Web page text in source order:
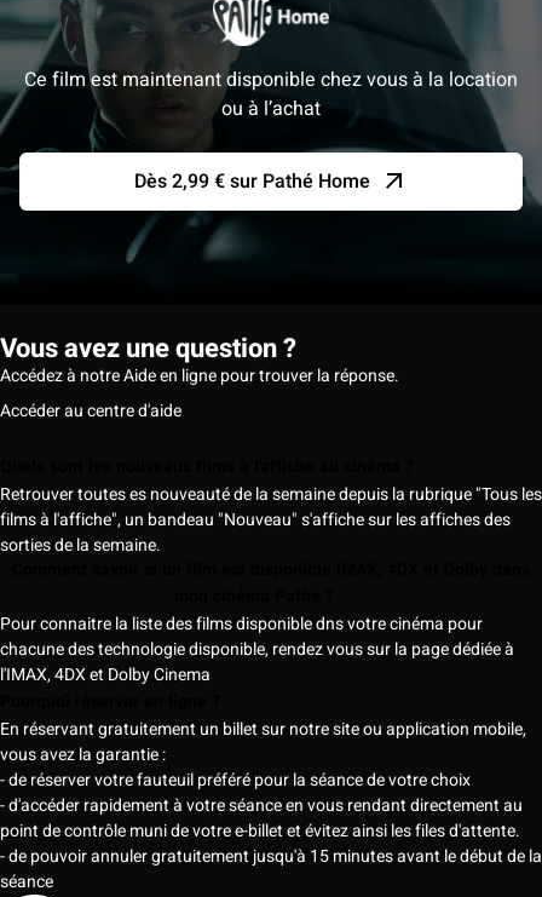
Ce film est maintenant disponible chez vous à la location
ou à l’achat
Dès 2,99 € sur Pathé Home
Vous avez une question ?
Accédez à notre Aide en ligne pour trouver la réponse.
Accéder au centre d'aide
Retrouver toutes es nouveauté de la semaine depuis la rubrique "Tous les
films à l'affiche", un bandeau "Nouveau" s'affiche sur les affiches des
sorties de la semaine.
Pour connaitre la liste des films disponible dns votre cinéma pour
chacune des technologie disponible, rendez vous sur la page dédiée à
l'IMAX, 4DX et Dolby Cinema
En réservant gratuitement un billet sur notre site ou application mobile,
vous avez la garantie :
- de réserver votre fauteuil préféré pour la séance de votre choix
- d'accéder rapidement à votre séance en vous rendant directement au
point de contrôle muni de votre e-billet et évitez ainsi les files d'attente.
- de pouvoir annuler gratuitement jusqu'à 15 minutes avant le début de la
séance